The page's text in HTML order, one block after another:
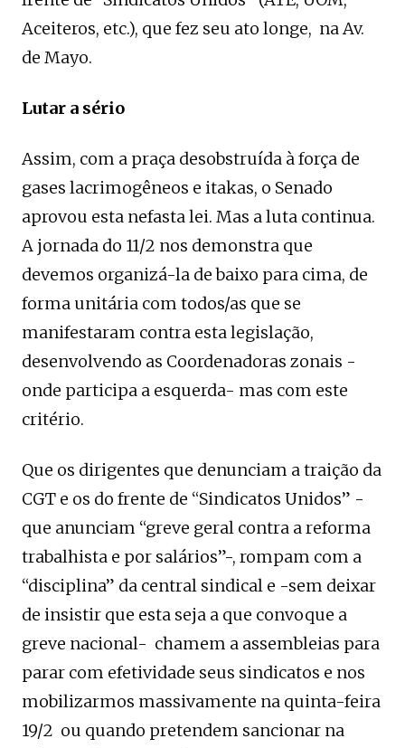
Aceiteros, etc.), que fez seu ato longe, na Av.
de Mayo.
Lutar a sério
Assim, com a praça desobstruída à força de
gases lacrimogêneos e itakas, o Senado
aprovou esta nefasta lei. Mas a luta continua.
A jornada do 11/2 nos demonstra que
devemos organizá-la de baixo para cima, de
forma unitária com todos/as que se
manifestaram contra esta legislação,
desenvolvendo as Coordenadoras zonais -
onde participa a esquerda- mas com este
critério.
Que os dirigentes que denunciam a traição da
CGT e os do frente de “Sindicatos Unidos” -
que anunciam “greve geral contra a reforma
trabalhista e por salários”-, rompam com a
“disciplina” da central sindical e -sem deixar
de insistir que esta seja a que convoque a
greve nacional- chamem a assembleias para
parar com efetividade seus sindicatos e nos
mobilizarmos massivamente na quinta-feira
19/2 ou quando pretendem sancionar na